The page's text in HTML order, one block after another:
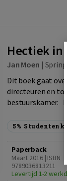
Hectiek in
Jan Moen |
Dit boek gaat
directeuren en
bestuurskamer.
5%
Paperback
Maart 2016 | ISBN
9789036813211
Levertijd 1-2